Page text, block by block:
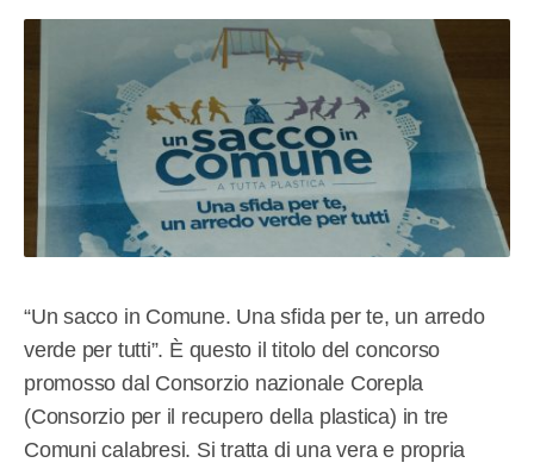
“Un sacco in Comune. Una sfida per te, un arredo
verde per tutti”. È questo il titolo del concorso
promosso dal Consorzio nazionale Corepla
(Consorzio per il recupero della plastica) in tre
Comuni calabresi. Si tratta di una vera e propria